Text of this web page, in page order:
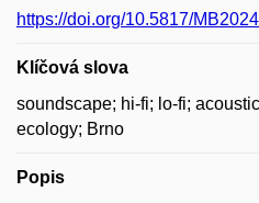
https://doi.org/10.5817/
Klíčová slova
soundscape; hi-fi; lo-fi;
ecology; Brno
Popis